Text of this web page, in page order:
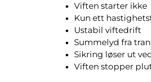
Viften starter ikke
Kun ett
Ustabil viftedrift
Summelyd fra
Sikring løser ut
Viften stopper